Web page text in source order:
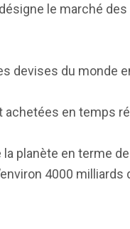
le marché
devises du monde
achetées en temps
planète en terme
4000 milliards